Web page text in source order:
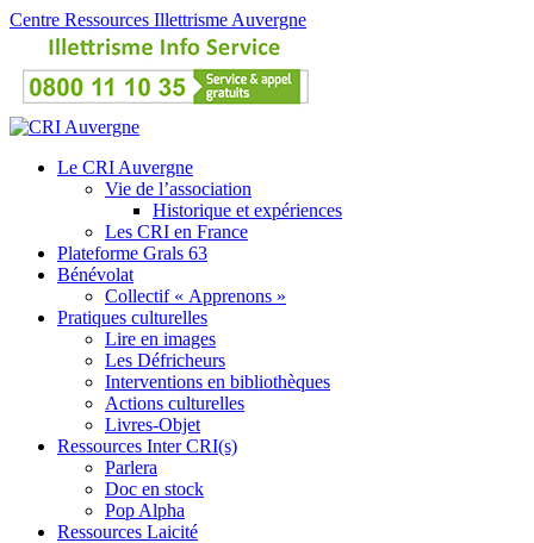
Centre Ressources Illettrisme Auvergne
Le CRI Auvergne
Vie de l’association
Historique et expériences
Les CRI en France
Plateforme Grals 63
Bénévolat
Collectif « Apprenons »
Pratiques culturelles
Lire en images
Les Défricheurs
Interventions en bibliothèques
Actions culturelles
Livres-Objet
Ressources Inter CRI(s)
Parlera
Doc en stock
Pop Alpha
Ressources Laicité